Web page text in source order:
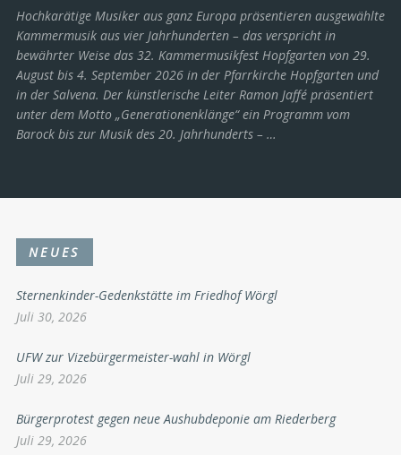
Hochkarätige Musiker aus ganz Europa präsentieren ausgewählte
Kammermusik aus vier Jahrhunderten – das verspricht in
bewährter Weise das 32. Kammermusikfest Hopfgarten von 29.
August bis 4. September 2026 in der Pfarrkirche Hopfgarten und
in der Salvena. Der künstlerische Leiter Ramon Jaffé präsentiert
unter dem Motto „Generationenklänge“ ein Programm vom
Barock bis zur Musik des 20. Jahrhunderts ­– …
NEUES
Sternenkinder-Gedenkstätte im Friedhof Wörgl
Juli 30, 2026
UFW zur Vizebürgermeister-wahl in Wörgl
Juli 29, 2026
Bürgerprotest gegen neue Aushubdeponie am Riederberg
Juli 29, 2026